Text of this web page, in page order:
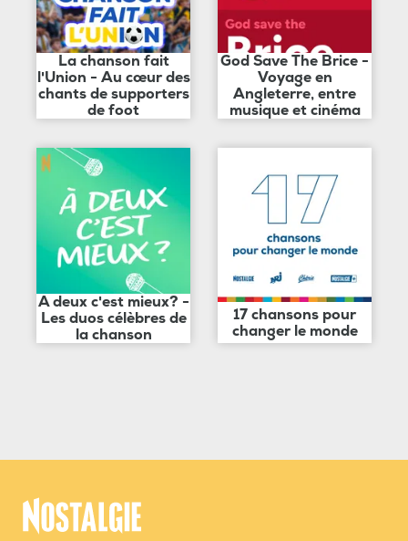
La chanson fait
l'Union - Au cœur des
chants de supporters
de foot
God Save The Brice -
Voyage en
Angleterre, entre
musique et cinéma
A deux c'est mieux? -
Les duos célèbres de
la chanson
17 chansons pour
changer le monde